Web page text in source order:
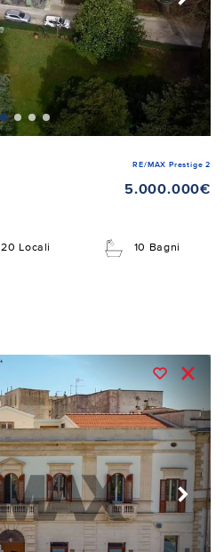
RE/MAX Prestige 2
5.000.000€
20 Locali 10 Bagni